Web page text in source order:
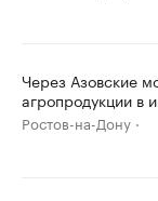
Через Азовские
агропродукции в
Ростов-на-Дону